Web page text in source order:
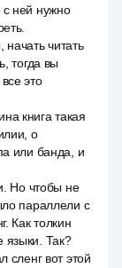
с ней нужно
читать
тогда вы
это
книга такая
о
или банда, и
Но чтобы не
параллели с
Как толкин
языки. Так?
сленг вот этой